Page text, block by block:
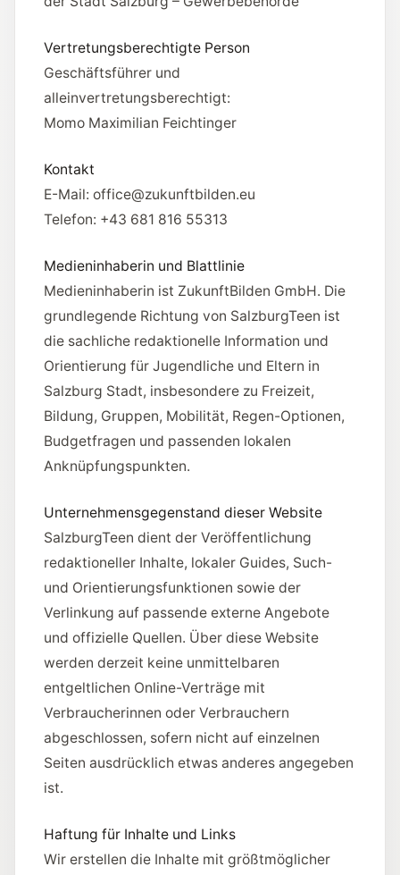
Vertretungsberechtigte Person
Geschäftsführer und
alleinvertretungsberechtigt:
Momo Maximilian Feichtinger
Kontakt
E-Mail: office@zukunftbilden.eu
Telefon: +43 681 816 55313
Medieninhaberin und Blattlinie
Medieninhaberin ist ZukunftBilden GmbH. Die
grundlegende Richtung von SalzburgTeen ist
die sachliche redaktionelle Information und
Orientierung für Jugendliche und Eltern in
Salzburg Stadt, insbesondere zu Freizeit,
Bildung, Gruppen, Mobilität, Regen-Optionen,
Budgetfragen und passenden lokalen
Anknüpfungspunkten.
Unternehmensgegenstand dieser Website
SalzburgTeen dient der Veröffentlichung
redaktioneller Inhalte, lokaler Guides, Such-
und Orientierungsfunktionen sowie der
Verlinkung auf passende externe Angebote
und offizielle Quellen. Über diese Website
werden derzeit keine unmittelbaren
entgeltlichen Online-Verträge mit
Verbraucherinnen oder Verbrauchern
abgeschlossen, sofern nicht auf einzelnen
Seiten ausdrücklich etwas anderes angegeben
ist.
Haftung für Inhalte und Links
Wir erstellen die Inhalte mit größtmöglicher